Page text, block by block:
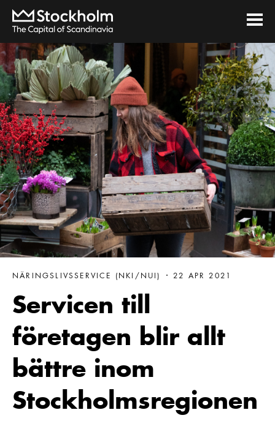
NÄRINGSLIVSSERVICE (NKI/NUI) 22 APR 2021
Servicen till
företagen blir allt
bättre inom
Stockholmsregionen